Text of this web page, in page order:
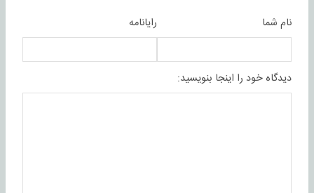
نام شما رایانامه
دیدگاه خود را اینجا بنویسید: